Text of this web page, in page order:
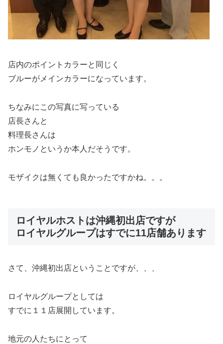
店内のポイントカラーと同じく
ブルーがメインカラーになっています。
ちなみにこの写真に写っている
店長さんと
料理長さんは
ホンモノというか本人だそうです。
モザイクは無くても良かったですかね。。。
ロイヤルホストは沖縄初出店ですが
ロイヤルグループはすでに11店舗あります
さて、沖縄初出店ということですが、、、
ロイヤルグループとしては
すでに１１店展開しています。
地元の人たちにとって